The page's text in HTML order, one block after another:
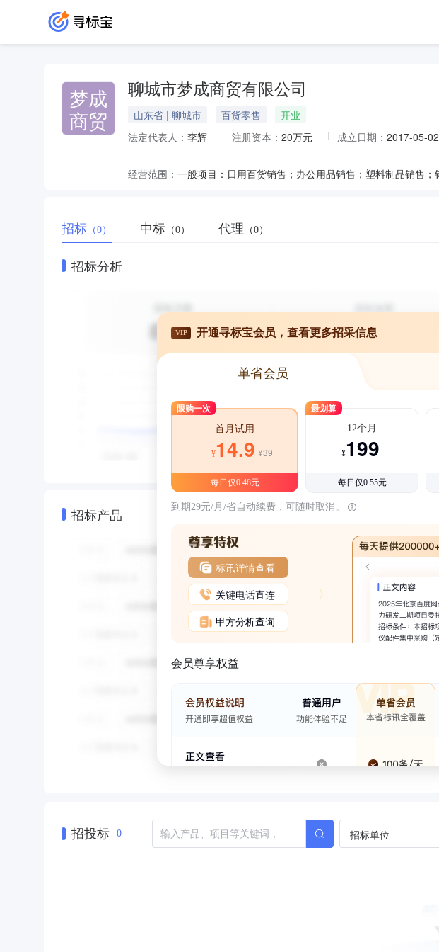
梦成
商贸
聊城市梦成商贸有限公司
山东省 | 聊城市 百货零售
开业
法定代表人： 李辉 注册资本： 20万元 成立日期： 2017-05-02
经营范围：
招标 （0） 中标 （0） 代理 （0）
招标分析
招标产品
VIP 开通寻标宝会员，查看更多招采信息
单省会员
限购一次
首月试用
¥14.9 ¥39
每日仅0.48元
最划算
12个月
¥199
每日仅0.55元
到期29元/月/省自动续费，可随时取消。
标讯详情查看
关键电话直连
甲方分析查询
会员尊享权益
招投标 0 招标单位